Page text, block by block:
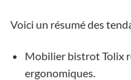
Voici un résumé des
Mobilier bistrot Tolix
ergonomiques.